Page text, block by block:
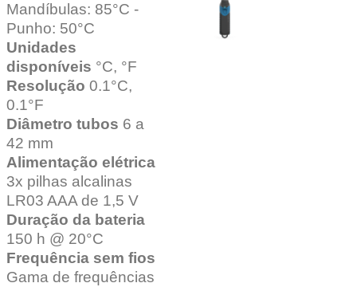
Mandíbulas: 85°C -
Punho: 50°C
Unidades
disponíveis °C, °F
Resolução 0.1°C,
0.1°F
Diâmetro tubos 6 a
42 mm
Alimentação elétrica
3x pilhas alcalinas
LR03 AAA de 1,5 V
Duração da bateria
150 h @ 20°C
Frequência sem fios
Gama de frequências